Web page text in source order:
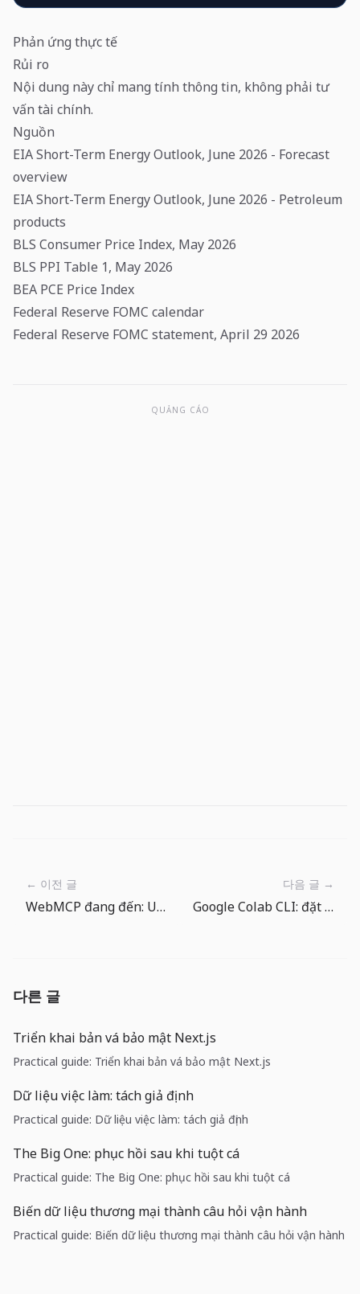
Phản ứng thực tế
Rủi ro
Nội dung này chỉ mang tính thông tin, không phải tư
vấn tài chính.
Nguồn
EIA Short-Term Energy Outlook, June 2026 - Forecast
overview
EIA Short-Term Energy Outlook, June 2026 - Petroleum
products
BLS Consumer Price Index, May 2026
BLS PPI Table 1, May 2026
BEA PCE Price Index
Federal Reserve FOMC calendar
Federal Reserve FOMC statement, April 29 2026
QUẢNG CÁO
← 이전 글
WebMCP đang đến: UI web cần hợp đồng cho agent AI
다음 글 →
Google Colab CLI: đặt quy tắc trước khi giao GPU cho agent
다른 글
Triển khai bản vá bảo mật Next.js
Practical guide: Triển khai bản vá bảo mật Next.js
Dữ liệu việc làm: tách giả định
Practical guide: Dữ liệu việc làm: tách giả định
The Big One: phục hồi sau khi tuột cá
Practical guide: The Big One: phục hồi sau khi tuột cá
Biến dữ liệu thương mại thành câu hỏi vận hành
Practical guide: Biến dữ liệu thương mại thành câu hỏi vận hành